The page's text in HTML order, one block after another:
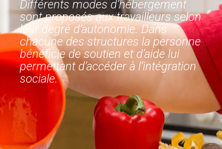
Différents modes d’hébergement
sont proposés aux travailleurs selon
leur degré d’autonomie. Dans
chacune des structures la personne
bénéficie de soutien et d’aide lui
permettant d’accéder à l’intégration
sociale.